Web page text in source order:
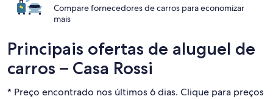
Compare fornecedores de carros para economizar
mais
Principais ofertas de aluguel de
carros – Casa Rossi
* Preço encontrado nos últimos 6 dias. Clique para preços